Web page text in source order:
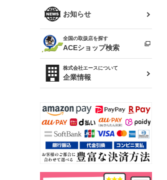
ソアラ
アルテッツァ
プロボックス
RAV4
R34 スカイライン
スカイライン
（ER34/R33/ECR33/R32）
キャラバン
ローレル
セフィーロ
ファッション小物
雑貨・ステーショナリー
ベビー用品
お知らせ
全国の取扱店を探す
ACEショップ検索
株式会社エースについて
企業情報